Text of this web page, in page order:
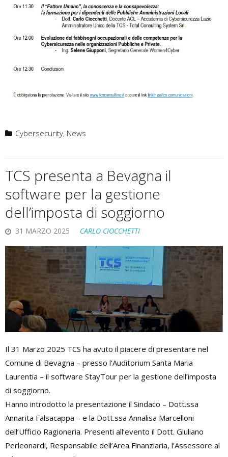
Cybersecurity, News
TCS presenta a Bevagna il
software per la gestione
dell’imposta di soggiorno
31 MARZO 2025 CARLO CIOCCHETTI
Il 31 Marzo 2025 TCS ha avuto il piacere di presentare nel
Comune di Bevagna – presso l’Auditorium Santa Maria
Laurentia – il software StayTour per la gestione dell’imposta
di soggiorno.
Hanno introdotto la presentazione il Sindaco – Dott.ssa
Annarita Falsacappa – e la Dott.ssa Annalisa Marcelloni
dell’Ufficio Ragioneria. Presenti all’evento il Dott. Giuliano
Perleonardi, Responsabile dell’Area Finanziaria, l’Assessore al